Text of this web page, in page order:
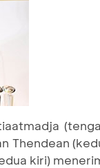
Thendean
kiri)